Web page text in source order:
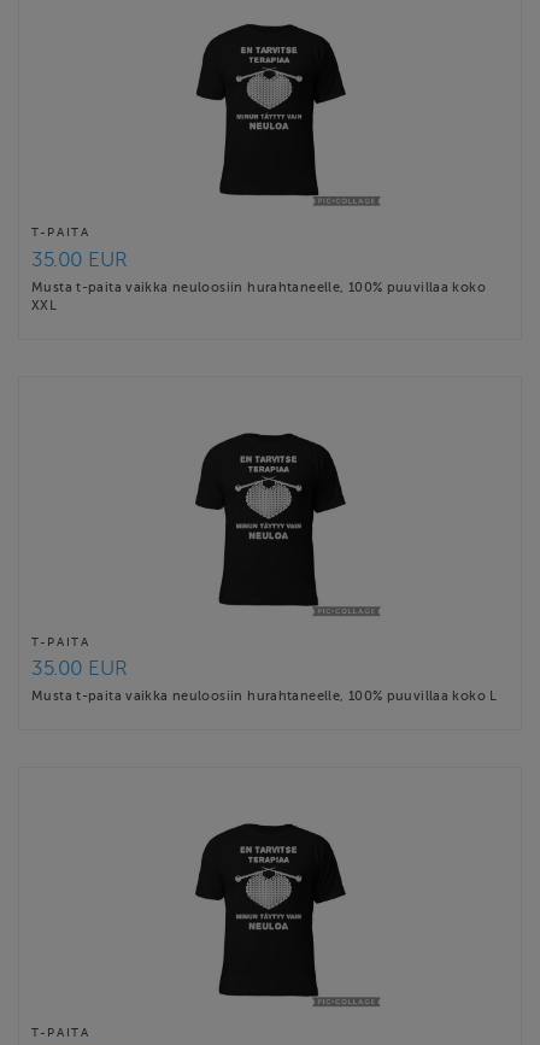
T-PAITA
35.00 EUR
Musta t-paita vaikka neuloosiin hurahtaneelle, 100% puuvillaa koko
XXL
T-PAITA
35.00 EUR
Musta t-paita vaikka neuloosiin hurahtaneelle, 100% puuvillaa koko L
T-PAITA